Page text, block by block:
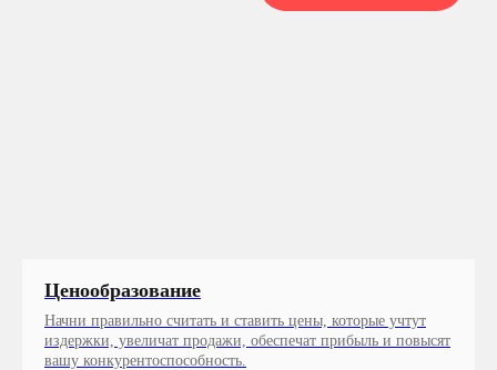
Ценообразование
Начни правильно считать и ставить цены, которые учтут
издержки, увеличат продажи, обеспечат прибыль и повысят
вашу конкурентоспособность.